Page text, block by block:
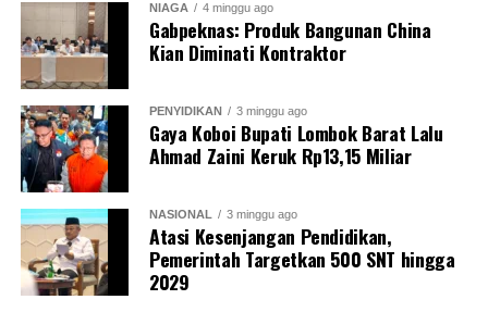
Muhammad Shiddiq
Senior Jurnalis Pantau Sidang By PT Kilas Pewarta Media
NIAGA 4 minggu ago
Gabpeknas: Produk Bangunan China
Kian Diminati Kontraktor
PENYIDIKAN 3 minggu ago
Gaya Koboi Bupati Lombok Barat Lalu
Ahmad Zaini Keruk Rp13,15 Miliar
NASIONAL 3 minggu ago
Atasi Kesenjangan Pendidikan,
Pemerintah Targetkan 500 SNT hingga
2029